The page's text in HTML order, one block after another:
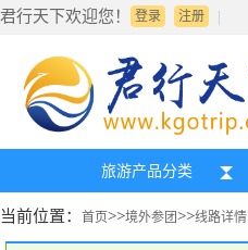
君行天下欢迎您！ 登录 |
注册
旅游产品分类
当前位置： 首页>>境外参团>>线路详情